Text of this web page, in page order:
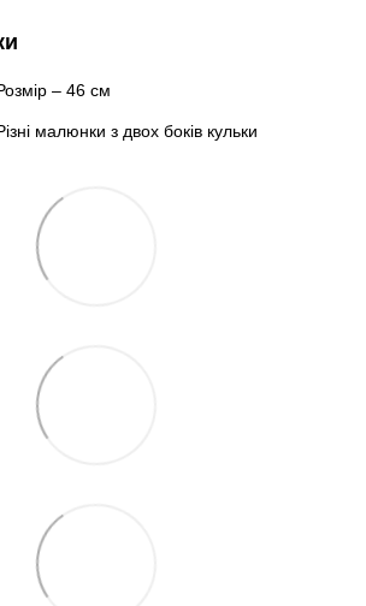
– 46 см
малюнки з двох боків кульки